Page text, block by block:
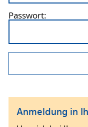
Passwort:
Anmeldung in